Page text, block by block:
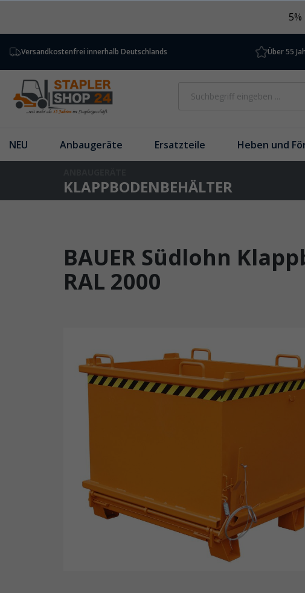
Versandkostenfrei innerhalb Deutschlands Über 55
NEU Anbaugeräte Ersatzteile Heben und
KLAPPBODENBEHÄLTER
BAUER Südlohn
RAL 2000